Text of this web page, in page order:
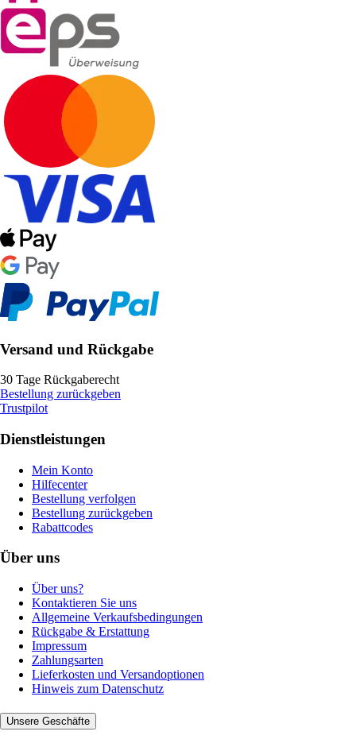
Versand und Rückgabe
30 Tage Rückgaberecht
Bestellung zurückgeben
Trustpilot
Dienstleistungen
Mein Konto
Hilfecenter
Bestellung verfolgen
Bestellung zurückgeben
Rabattcodes
Über uns
Über uns?
Kontaktieren Sie uns
Allgemeine Verkaufsbedingungen
Rückgabe & Erstattung
Impressum
Zahlungsarten
Lieferkosten und Versandoptionen
Hinweis zum Datenschutz
Unsere Geschäfte